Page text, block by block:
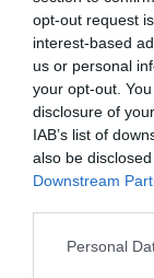
opt-out request
interest-based
us or personal
your opt-out.
disclosure of
IAB’s list of
also be
Downstream
Personal